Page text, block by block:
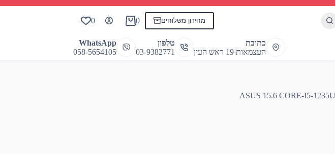
מחירון משלוחים
Shopping
0
0
כתובת
העצמאות 19 ראש העין
טלפון
03-9382771
WhatsApp
058-5654105